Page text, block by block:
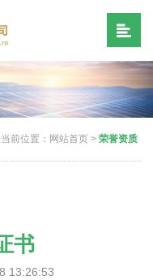
当前位置： 网站首页 > 荣誉资质
书
13:26:53